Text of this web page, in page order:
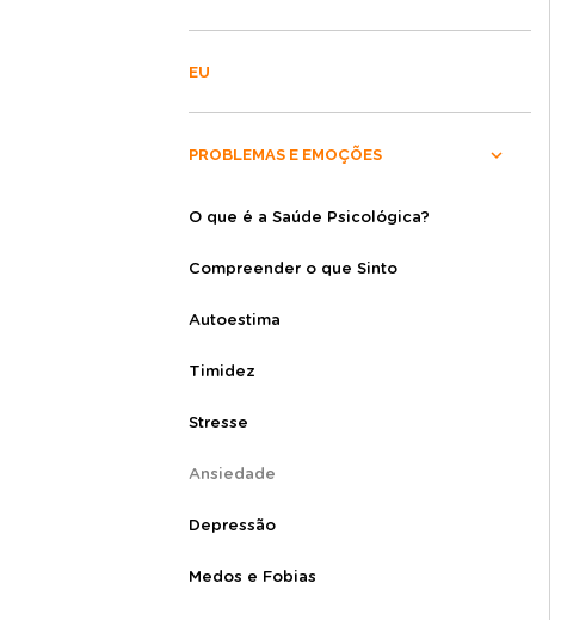
EU
PROBLEMAS E EMOÇÕES
O que é a Saúde Psicológica?
Compreender o que Sinto
Autoestima
Timidez
Stresse
Ansiedade
Depressão
Medos e Fobias